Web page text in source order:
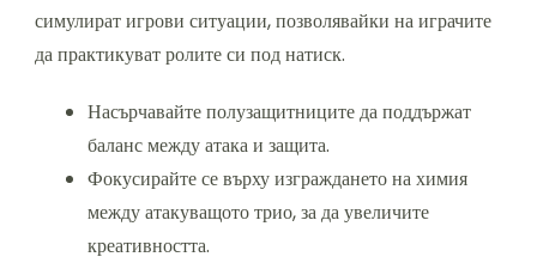
симулират игрови ситуации, позволявайки на играчите
да практикуват ролите си под натиск.
Насърчавайте полузащитниците да поддържат
баланс между атака и защита.
Фокусирайте се върху изграждането на химия
между атакуващото трио, за да увеличите
креативността.